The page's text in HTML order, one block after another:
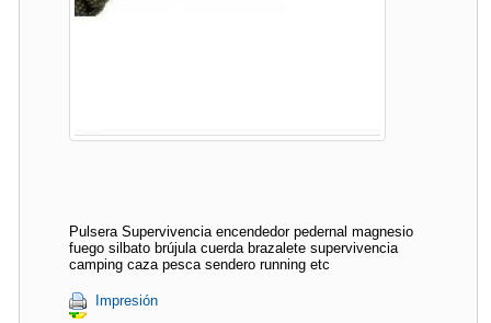
Pulsera Supervivencia encendedor pedernal magnesio
fuego silbato brújula cuerda brazalete supervivencia
camping caza pesca sendero running etc
Impresión